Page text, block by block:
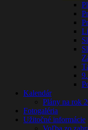
Kalendár
Plány na rok
Fotogaléria
Užitočné informácie
Voľba zo